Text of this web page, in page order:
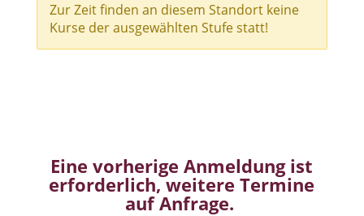
Eine vorherige Anmeldung ist
erforderlich, weitere Termine
auf Anfrage.